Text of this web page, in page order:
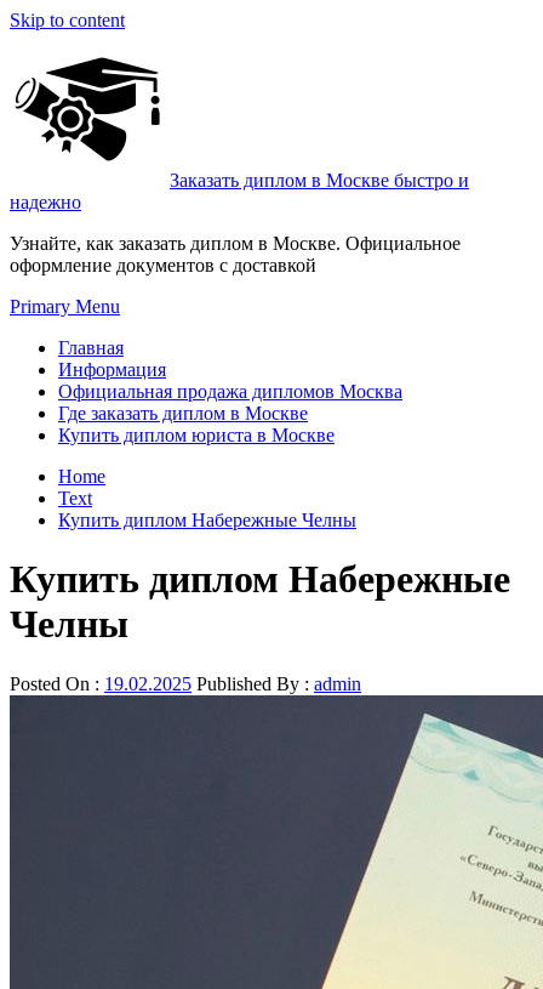
Skip to content
Заказать диплом в Москве быстро и
надежно
Узнайте, как заказать диплом в Москве. Официальное
оформление документов с доставкой
Primary Menu
Главная
Информация
Официальная продажа дипломов Москва
Где заказать диплом в Москве
Купить диплом юриста в Москве
Home
Text
Купить диплом Набережные Челны
Купить диплом Набережные
Челны
Posted On : 19.02.2025 Published By : admin